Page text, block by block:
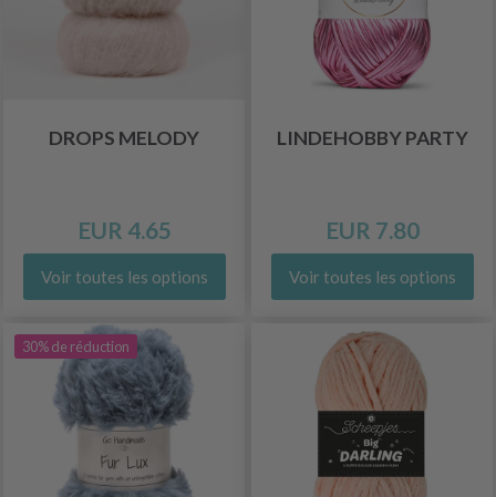
DROPS MELODY
EUR 4.65
Voir toutes les options
LINDEHOBBY PARTY
EUR 7.80
Voir toutes les options
30% de réduction